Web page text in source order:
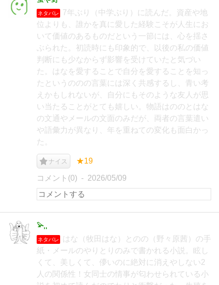
ネタバレ
7年ぶり（中学ぶり）に読んだ。資産や地
位よりも、誰かを真に愛した経験こそが人生にお
いて価値のあるものだという一節には、心を揺さ
ぶられた。初読時にも印象的で、以後の私の価値
判断にも少なからず影響を受けていたと気づい
た。はなを愛することで自分を愛することを知っ
たというののの言葉には深く共感するし、青い考
えかもしれないが、自分にもそのような友人が思
い当たることがとても嬉しい。物語はののとはな
の文通やメールの文面のみだが、両者の言葉遣い
や語彙力が異なり、年を重ねての変化も面白かっ
た。
ナイス ★19
コメント(0) 2026/05/09
𓅫⸒⸒
ネタバレ
はな（牧田はな）とのの（野々原茜）の手
紙・メールのやりとりのみで書かれる小説。眩し
くて、美しくて、儚いのに絶対に消えやしない2
人の関係性！女同士の情事が匂わせられている小